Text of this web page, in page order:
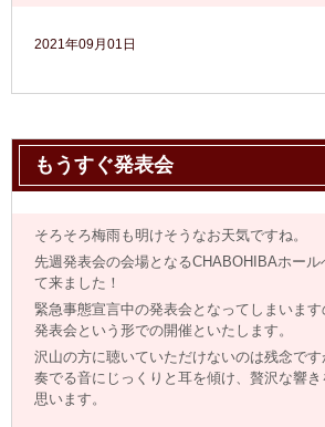
2021年09月01日
もうすぐ発表会
そろそろ梅雨も明けそうなお天気ですね。
先週発表会の会場となるCHABOHIBAホール
て来ました！
緊急事態宣言中の発表会となってしまいます
発表会という形での開催といたします。
沢山の方に聴いていただけないのは残念で
奏でる音にじっくりと耳を傾け、贅沢な響き
思います。